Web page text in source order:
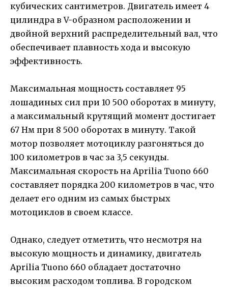
кубических сантиметров. Двигатель имеет 4
цилиндра в V-образном расположении и
двойной верхний распределительный вал, что
обеспечивает плавность хода и высокую
эффективность.
Максимальная мощность составляет 95
лошадиных сил при 10 500 оборотах в минуту,
а максимальный крутящий момент достигает
67 Нм при 8 500 оборотах в минуту. Такой
мотор позволяет мотоциклу разгоняться до
100 километров в час за 3,5 секунды.
Максимальная скорость на Aprilia Tuono 660
составляет порядка 200 километров в час, что
делает его одним из самых быстрых
мотоциклов в своем классе.
Однако, следует отметить, что несмотря на
высокую мощность и динамику, двигатель
Aprilia Tuono 660 обладает достаточно
высоким расходом топлива. В городском